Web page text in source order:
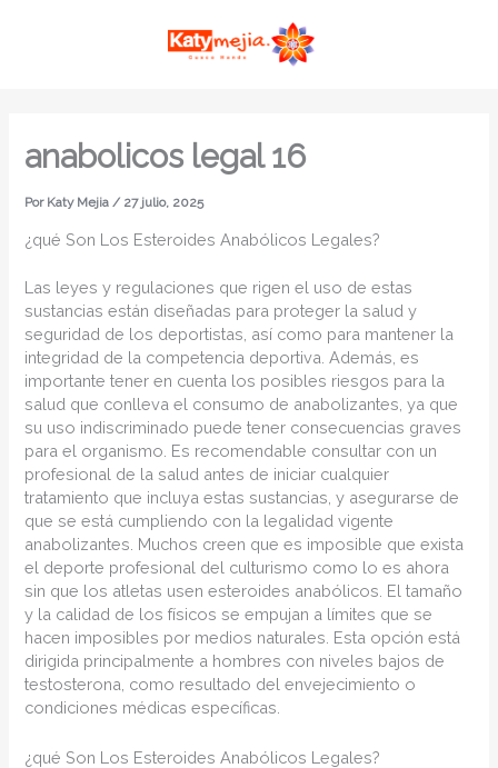
anabolicos legal 16
Por Katy Mejia / 27 julio, 2025
¿qué Son Los Esteroides Anabólicos Legales?
Las leyes y regulaciones que rigen el uso de estas
sustancias están diseñadas para proteger la salud y
seguridad de los deportistas, así como para mantener la
integridad de la competencia deportiva. Además, es
importante tener en cuenta los posibles riesgos para la
salud que conlleva el consumo de anabolizantes, ya que
su uso indiscriminado puede tener consecuencias graves
para el organismo. Es recomendable consultar con un
profesional de la salud antes de iniciar cualquier
tratamiento que incluya estas sustancias, y asegurarse de
que se está cumpliendo con la legalidad vigente
anabolizantes. Muchos creen que es imposible que exista
el deporte profesional del culturismo como lo es ahora
sin que los atletas usen esteroides anabólicos. El tamaño
y la calidad de los físicos se empujan a límites que se
hacen imposibles por medios naturales. Esta opción está
dirigida principalmente a hombres con niveles bajos de
testosterona, como resultado del envejecimiento o
condiciones médicas específicas.
¿qué Son Los Esteroides Anabólicos Legales?